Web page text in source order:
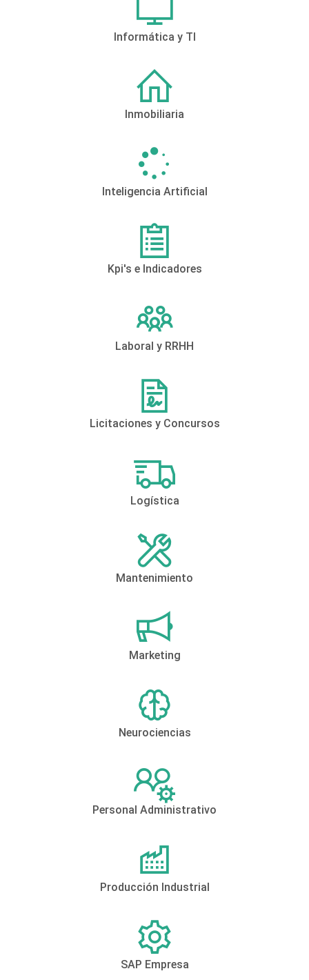
Informática y TI
Inmobiliaria
Inteligencia Artificial
Kpi's e Indicadores
Laboral y RRHH
Licitaciones y Concursos
Logística
Mantenimiento
Marketing
Neurociencias
Personal Administrativo
Producción Industrial
SAP Empresa